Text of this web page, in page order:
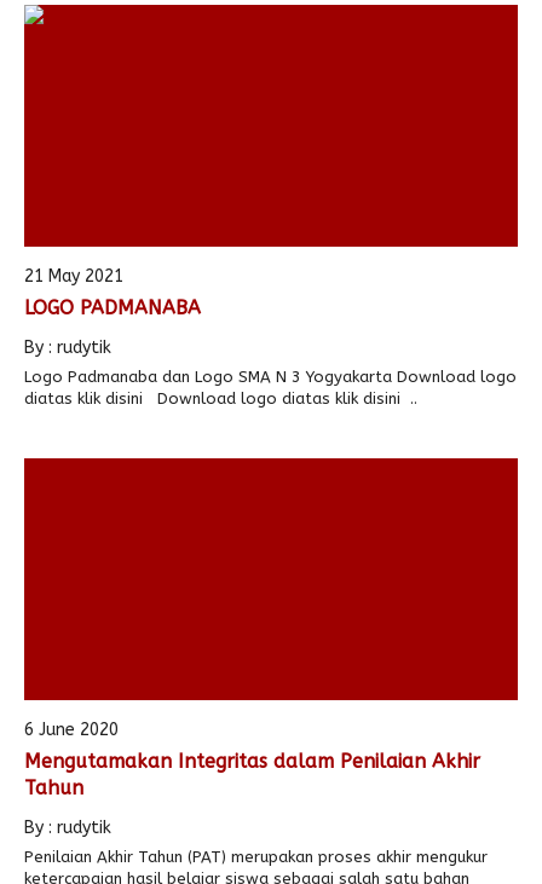
21 May 2021
LOGO PADMANABA
By : rudytik
Logo Padmanaba dan Logo SMA N 3 Yogyakarta Download logo
diatas klik disini Download logo diatas klik disini ..
6 June 2020
Mengutamakan Integritas dalam Penilaian Akhir
Tahun
By : rudytik
Penilaian Akhir Tahun (PAT) merupakan proses akhir mengukur
ketercapaian hasil belajar siswa sebagai salah satu bahan